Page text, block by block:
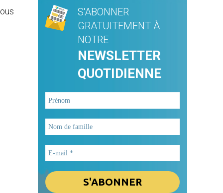
S'ABONNER
GRATUITEMENT À
NOTRE
NEWSLETTER
QUOTIDIENNE